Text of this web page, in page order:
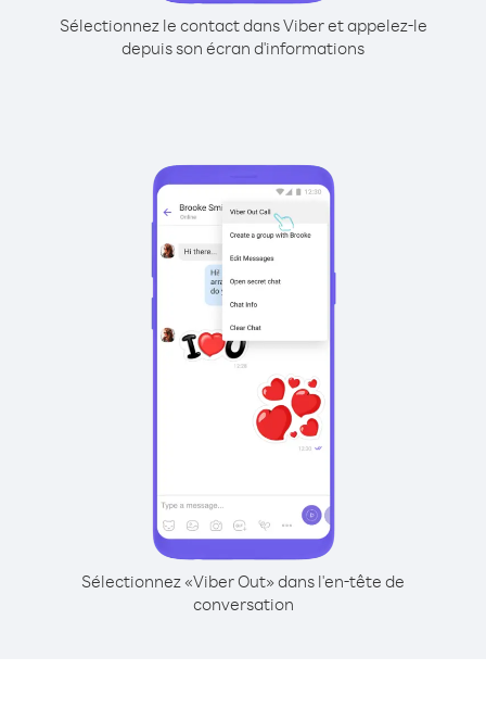
Sélectionnez le contact dans Viber et appelez-le
depuis son écran d'informations
Sélectionnez «Viber Out» dans l'en-tête de
conversation